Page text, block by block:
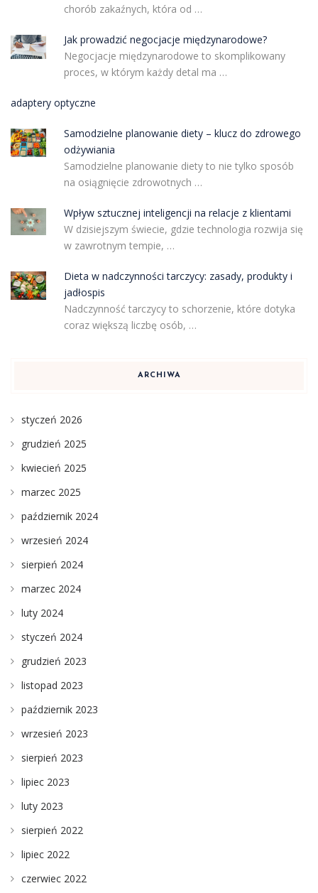
chorób zakaźnych, która od …
Jak prowadzić negocjacje międzynarodowe?
Negocjacje międzynarodowe to skomplikowany
proces, w którym każdy detal ma …
adaptery optyczne
Samodzielne planowanie diety – klucz do zdrowego
odżywiania
Samodzielne planowanie diety to nie tylko sposób
na osiągnięcie zdrowotnych …
Wpływ sztucznej inteligencji na relacje z klientami
W dzisiejszym świecie, gdzie technologia rozwija się
w zawrotnym tempie, …
Dieta w nadczynności tarczycy: zasady, produkty i
jadłospis
Nadczynność tarczycy to schorzenie, które dotyka
coraz większą liczbę osób, …
ARCHIWA
styczeń 2026
grudzień 2025
kwiecień 2025
marzec 2025
październik 2024
wrzesień 2024
sierpień 2024
marzec 2024
luty 2024
styczeń 2024
grudzień 2023
listopad 2023
październik 2023
wrzesień 2023
sierpień 2023
lipiec 2023
luty 2023
sierpień 2022
lipiec 2022
czerwiec 2022